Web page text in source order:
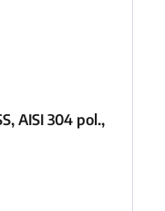
AISI 304 pol.,